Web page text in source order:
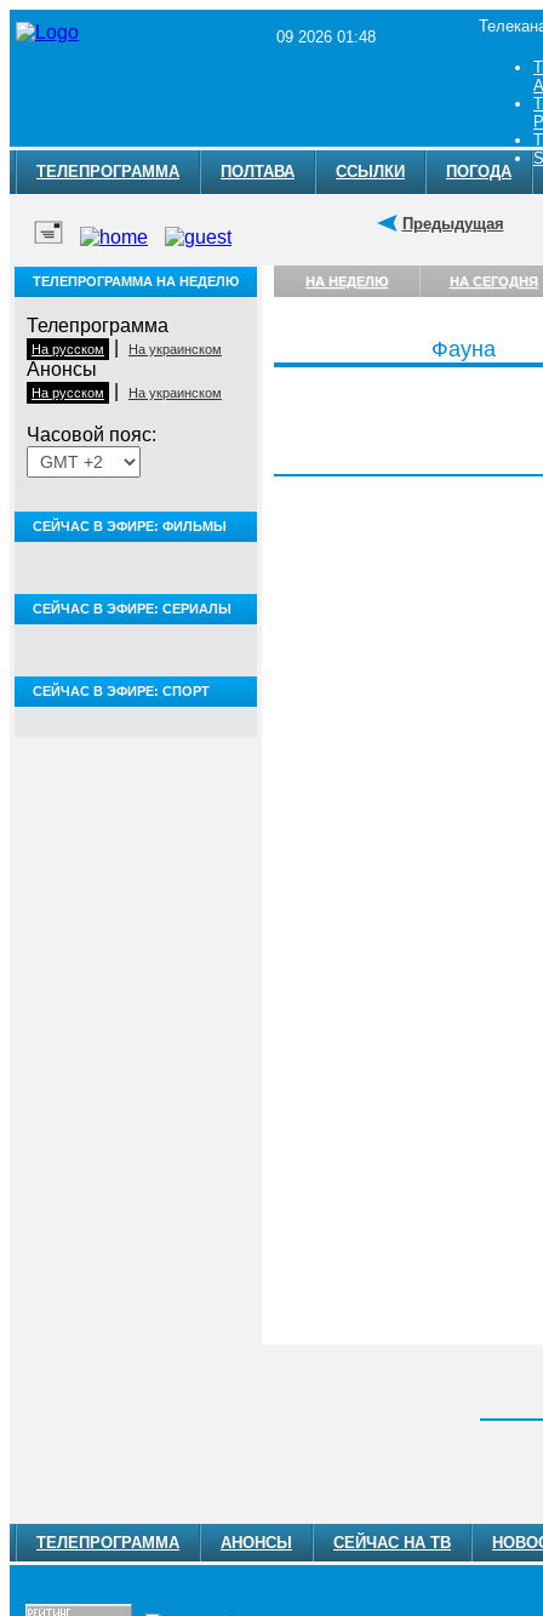
09 2026 01:48
ТЕЛЕПРОГРАММА ПОЛТАВА ССЫЛКИ ПОГОДА
Предыдущая
ТЕЛЕПРОГРАММА НА НЕДЕЛЮ
Телепрограмма
На русском На украинском
Анонсы
На русском На украинском
Часовой пояс:
СЕЙЧАС В ЭФИРЕ: ФИЛЬМЫ
СЕЙЧАС В ЭФИРЕ: СЕРИАЛЫ
СЕЙЧАС В ЭФИРЕ: СПОРТ
НА НЕДЕЛЮ НА СЕГОДНЯ
Фауна
ТЕЛЕПРОГРАММА АНОНСЫ СЕЙЧАС НА ТВ